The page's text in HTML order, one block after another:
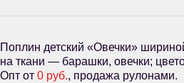
Поплин детский «Овечки»
на ткани — барашки, овечки;
Опт от 0 руб., продажа рулонами.